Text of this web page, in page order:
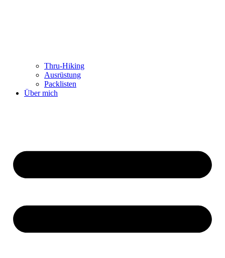
Thru-Hiking
Ausrüstung
Packlisten
Über mich